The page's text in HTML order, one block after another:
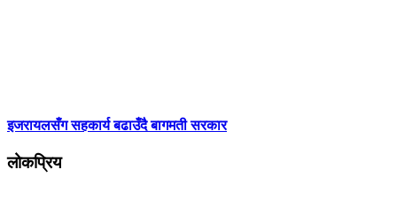
इजरायलसँग सहकार्य बढाउँदै बागमती सरकार
लोकप्रिय